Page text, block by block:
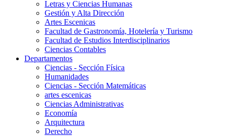
Letras y Ciencias Humanas
Gestión y Alta Dirección
Artes Escenicas
Facultad de Gastronomía, Hotelería y Turismo
Facultad de Estudios Interdisciplinarios
Ciencias Contables
Departamentos
Ciencias - Sección Física
Humanidades
Ciencias - Sección Matemáticas
artes escenicas
Ciencias Administrativas
Economía
Arquitectura
Derecho